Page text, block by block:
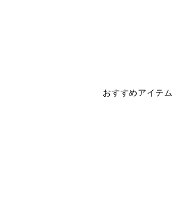
おすすめアイテム